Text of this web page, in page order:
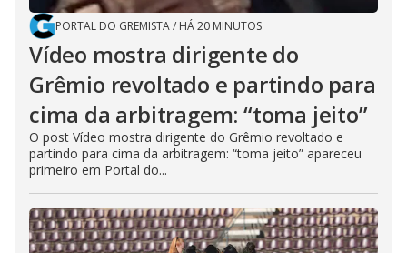
PORTAL DO GREMISTA/ HÁ 20 MINUTOS
Vídeo mostra dirigente do
Grêmio revoltado e partindo para
cima da arbitragem: “toma jeito”
O post Vídeo mostra dirigente do Grêmio revoltado e
partindo para cima da arbitragem: “toma jeito” apareceu
primeiro em Portal do...